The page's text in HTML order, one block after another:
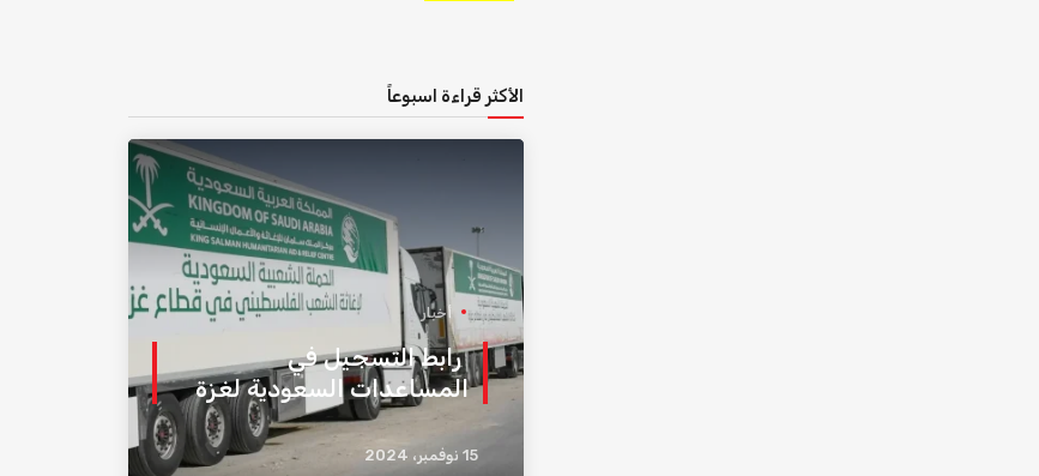
الأكثر قراءة اسبوعاً
أخبار
رابط التسجيل في
المساعدات السعودية لغزة
15 نوفمبر، 2024